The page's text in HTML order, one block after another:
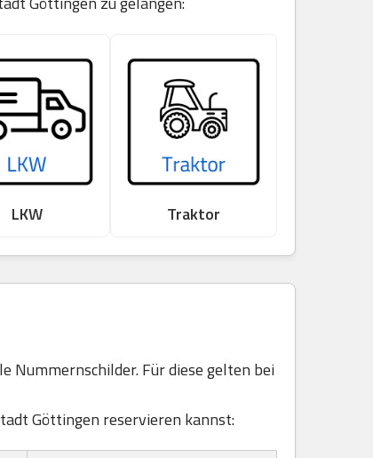
LKW Traktor
Nummernschilder. Für diese gelten bei
Göttingen reservieren kannst: